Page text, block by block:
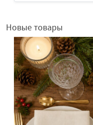
Новые товары